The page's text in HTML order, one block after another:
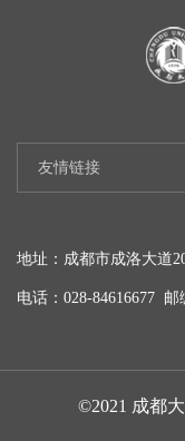
友情链接
地址：成都市成洛大道
电话：028-84616677 邮
©2021 成都